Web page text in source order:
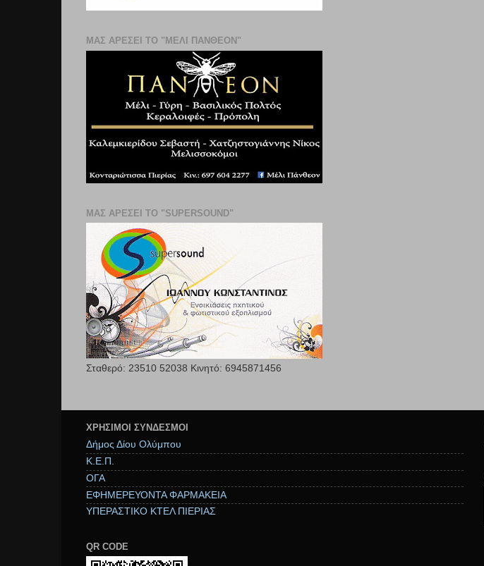
ΜΑΣ ΑΡΕΣΕΙ ΤΟ "ΜΕΛΙ ΠΑΝΘΕΟΝ"
ΜΑΣ ΑΡΕΣΕΙ ΤΟ "SUPERSOUND"
Σταθερό: 23510 52038 Κινητό: 6945871456
ΧΡΉΣΙΜΟΙ ΣΥΝΔΕΣΜΟΙ
Δήμος Δίου Ολύμπου
Κ.Ε.Π.
ΟΓΑ
ΕΦΗΜΕΡΕΥΟΝΤΑ ΦΑΡΜΑΚΕΙΑ
ΥΠΕΡΑΣΤΙΚΟ ΚΤΕΛ ΠΙΕΡΙΑΣ
QR CODE